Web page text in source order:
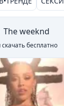
The weeknd
бесплатно